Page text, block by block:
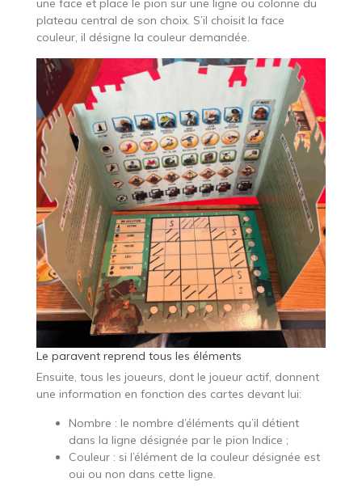
plateau central de son choix. S’il choisit la face
couleur, il désigne la couleur demandée.
Le paravent reprend tous les éléments
Ensuite, tous les joueurs, dont le joueur actif, donnent
une information en fonction des cartes devant lui:
Nombre : le nombre d’éléments qu’il détient
dans la ligne désignée par le pion Indice ;
Couleur : si l’élément de la couleur désignée est
oui ou non dans cette ligne.